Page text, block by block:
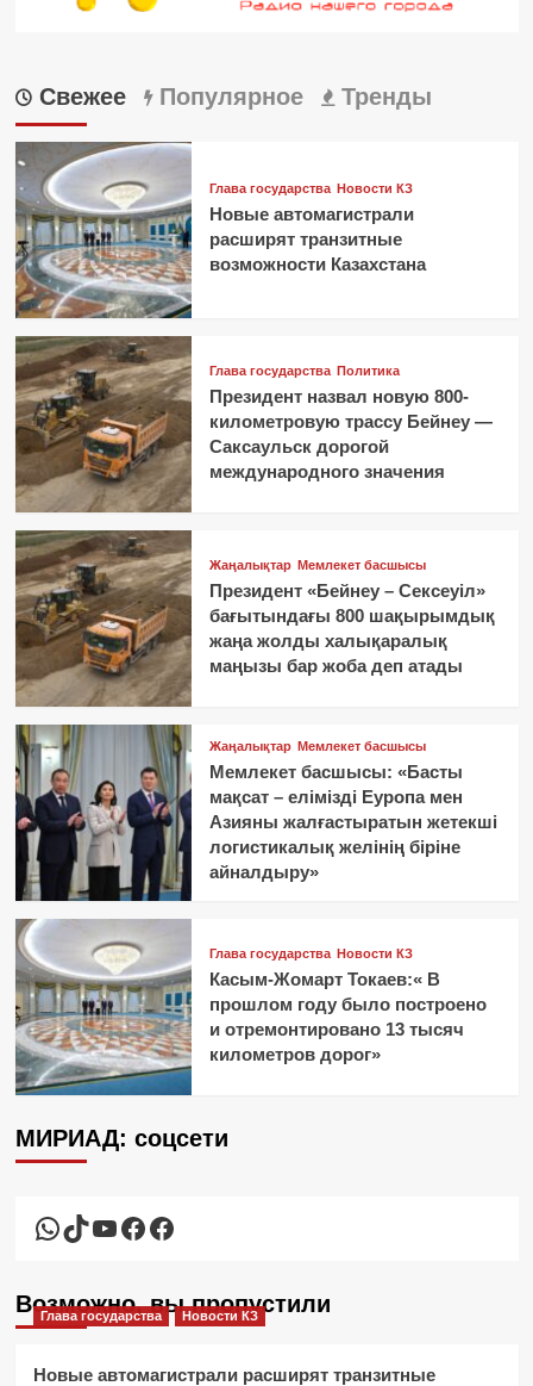
Свежее Популярное Тренды
Глава государства Новости КЗ
Новые автомагистрали
расширят транзитные
возможности Казахстана
Глава государства Политика
Президент назвал новую 800-
километровую трассу Бейнеу —
Саксаульск дорогой
международного значения
Жаңалықтар Мемлекет басшысы
Президент «Бейнеу – Сексеуіл»
бағытындағы 800 шақырымдық
жаңа жолды халықаралық
маңызы бар жоба деп атады
Жаңалықтар Мемлекет басшысы
Мемлекет басшысы: «Басты
мақсат – елімізді Еуропа мен
Азияны жалғастыратын жетекші
логистикалық желінің біріне
айналдыру»
Глава государства Новости КЗ
Касым-Жомарт Токаев:« В
прошлом году было построено
и отремонтировано 13 тысяч
километров дорог»
МИРИАД: соцсети
WhatsApp
TikTok
YouTube
Facebook
Facebook
Возможно, вы пропустили
Глава государства Новости КЗ
Новые автомагистрали расширят транзитные